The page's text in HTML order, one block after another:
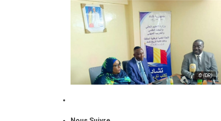
© (DR)